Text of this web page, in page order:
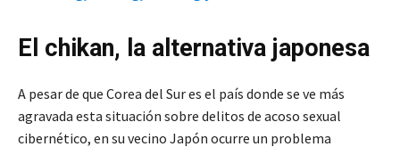
El chikan, la alternativa japonesa
A pesar de que Corea del Sur es el país donde se ve más
agravada esta situación sobre delitos de acoso sexual
cibernético, en su vecino Japón ocurre un problema